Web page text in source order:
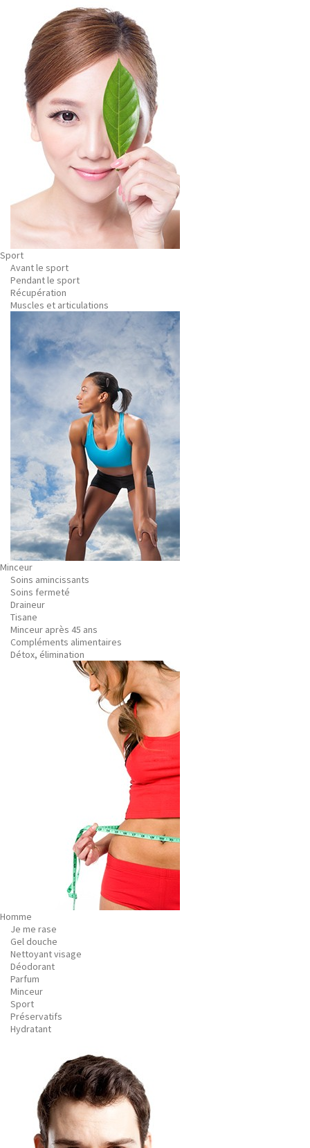
Sport
Avant le sport
Pendant le sport
Récupération
Muscles et articulations
Minceur
Soins amincissants
Soins fermeté
Draineur
Tisane
Minceur après 45 ans
Compléments alimentaires
Détox, élimination
Homme
Je me rase
Gel douche
Nettoyant visage
Déodorant
Parfum
Minceur
Sport
Préservatifs
Hydratant